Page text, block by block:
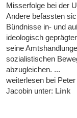
Misserfolge bei der
Andere befassten
Bündnisse in- und
ideologisch
seine
sozialistischen
abzugleichen. ...
weiterlesen bei
Jacobin unter: Link